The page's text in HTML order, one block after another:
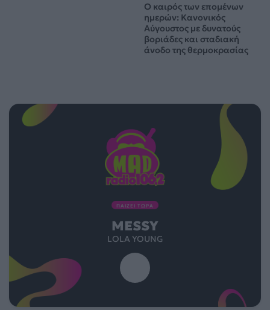
Ο καιρός των επομένων
ημερών: Κανονικός
Αύγουστος με δυνατούς
βοριάδες και σταδιακή
άνοδο της θερμοκρασίας
ΠΑΙΖΕΙ ΤΩΡΑ
MESSY
LOLA YOUNG